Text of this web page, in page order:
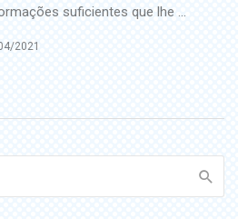
suficientes que lhe ...
2021